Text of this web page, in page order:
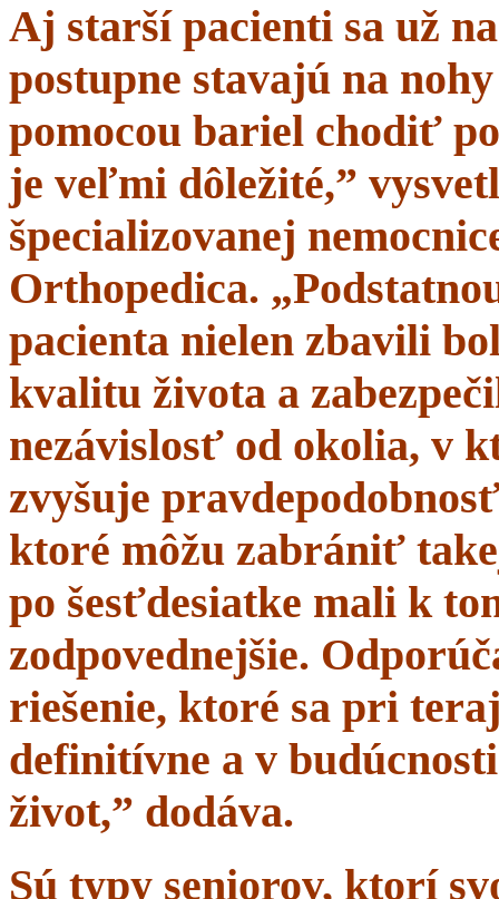
Aj starší pacienti sa už
postupne stavajú na
pomocou bariel chodiť
je veľmi dôležité,”
špecializovanej
Orthopedica.
pacienta nielen zbavili
kvalitu života a
nezávislosť od okolia, v
zvyšuje
ktoré môžu zabrániť
po šesťdesiatke mali k
zodpovednejšie.
riešenie, ktoré sa pri
definitívne a v
život,” dodáva.
Sú typy seniorov, ktorí